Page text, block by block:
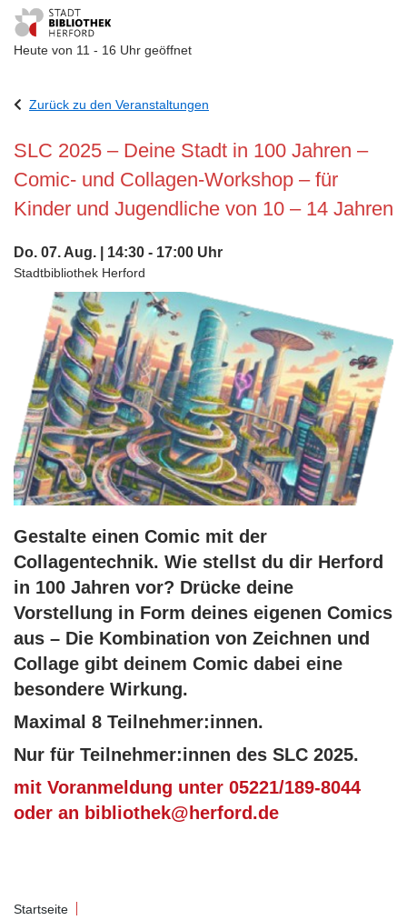
Assistenzsoftware
Heute von 11 - 16 Uhr geöffnet
Zurück zu den Veranstaltungen
SLC 2025 – Deine Stadt in 100 Jahren –
Comic- und Collagen-Workshop – für
Kinder und Jugendliche von 10 – 14 Jahren
Do. 07. Aug. | 14:30 - 17:00 Uhr
Stadtbibliothek Herford
Gestalte einen Comic mit der
Collagentechnik. Wie stellst du dir Herford
in 100 Jahren vor? Drücke deine
Vorstellung in Form deines eigenen Comics
aus – Die Kombination von Zeichnen und
Collage gibt deinem Comic dabei eine
besondere Wirkung.
Maximal 8 Teilnehmer:innen.
Nur für Teilnehmer:innen des SLC 2025.
mit Voranmeldung unter 05221/189-8044
oder an bibliothek@herford.de
Startseite